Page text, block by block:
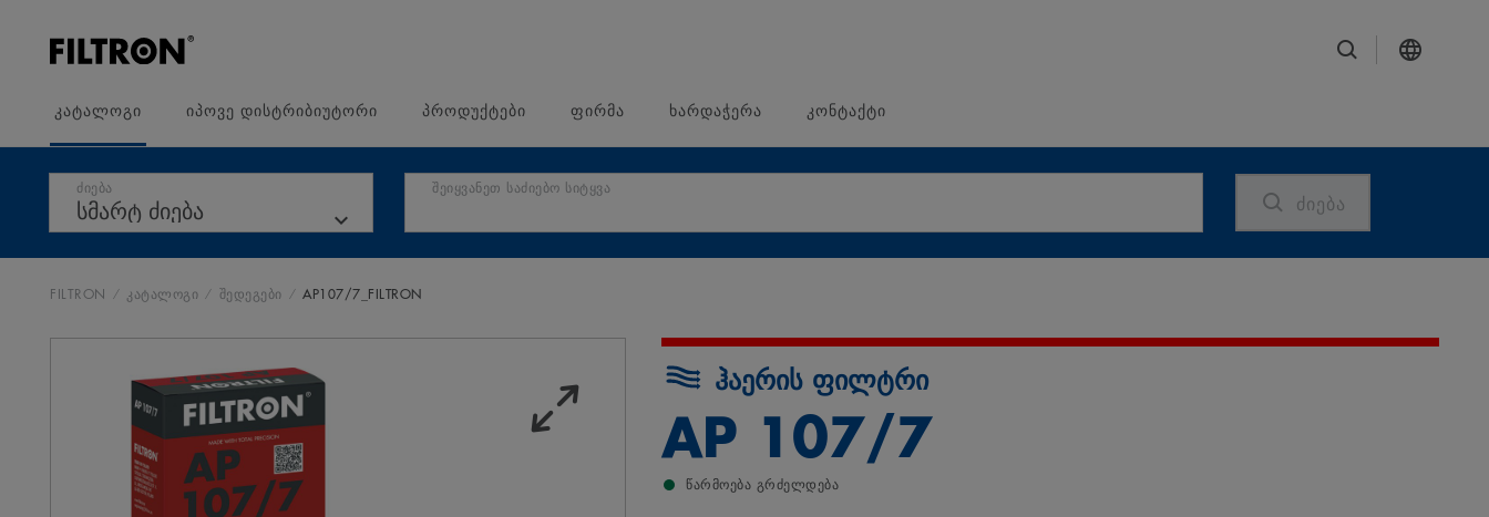
კატალოგი იპოვე დისტრიბიუტორი პროდუქტები ფირმა ხარდაჭერა კონტაქტი
ძიება შეიყვანეთ საძიებო სიტყვა
ძიება
FILTRON კატალოგი შედეგები AP107/7_FILTRON
ჰაერის ფილტრი
AP 107/7
წარმოება გრძელდება